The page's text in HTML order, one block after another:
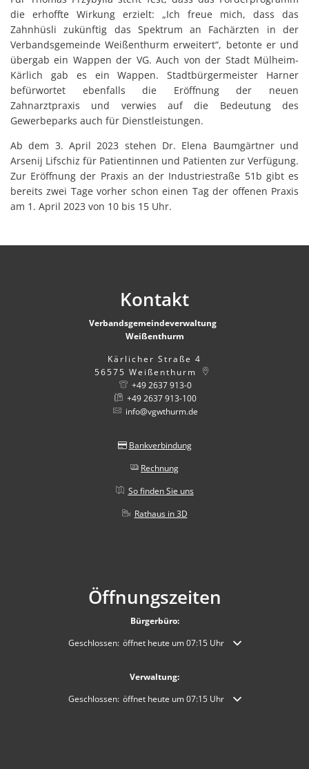
die erhoffte Wirkung erzielt: „Ich freue mich, dass das
Zahnhüsli zukünftig das Spektrum an Fachärzten in der
Verbandsgemeinde Weißenthurm erweitert“, betonte er und
übergab ein Wappen der VG. Auch von der Stadt Mülheim-
Kärlich gab es ein Wappen. Stadtbürgermeister Harner
befürwortet ebenfalls die Eröffnung der neuen
Zahnarztpraxis und verwies auf die Bedeutung des
Gewerbeparks auch für Dienstleistungen.
Ab dem 3. April 2023 stehen Dr. Elena Baumgärtner und
Arsenij Lifschiz für Patientinnen und Patienten zur Verfügung.
Zur Eröffnung der Praxis an der Industriestraße 51b gibt es
bereits zwei Tage vorher schon einen Tag der offenen Praxis
am 1. April 2023 von 10 bis 15 Uhr.
Kontakt
Verbandsgemeindeverwaltung
Weißenthurm
Kärlicher Straße 4
56575 Weißenthurm
+49 2637 913-0
+49 2637 913-100
info@vgwthurm.de
Bankverbindung
Rechnung
So finden Sie uns
Rathaus in 3D
Öffnungszeiten
Bürgerbüro:
Klicken, um weitere Öffnungs- oder Schließzeiten
Geschlossen: öffnet heute um 07:15 Uhr
Verwaltung:
Klicken, um weitere Öffnungs- oder Schließzeiten
Geschlossen: öffnet heute um 07:15 Uhr